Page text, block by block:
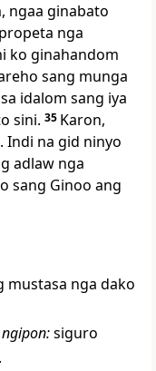
ngaa ginabato
nga
ko ginahandom
sang munga
idalom sang iya
sini. 35 Karon,
Indi na gid ninyo
adlaw nga
sang Ginoo ang
mustasa nga dako
:siguro